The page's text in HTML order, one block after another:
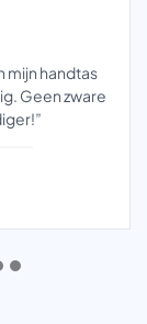
mijn handtas
Geen zware